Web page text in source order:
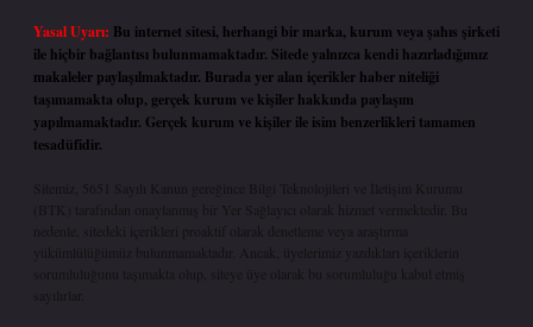
Yasal Uyarı: Bu internet sitesi, herhangi bir marka, kurum veya şahıs şirketi
ile hiçbir bağlantısı bulunmamaktadır. Sitede yalnızca kendi hazırladığımız
makaleler paylaşılmaktadır. Burada yer alan içerikler haber niteliği
taşımamakta olup, gerçek kurum ve kişiler hakkında paylaşım
yapılmamaktadır. Gerçek kurum ve kişiler ile isim benzerlikleri tamamen
tesadüfidir.
Sitemiz, 5651 Sayılı Kanun gereğince Bilgi Teknolojileri ve İletişim Kurumu
(BTK) tarafından onaylanmış bir Yer Sağlayıcı olarak hizmet vermektedir. Bu
nedenle, sitedeki içerikleri proaktif olarak denetleme veya araştırma
yükümlülüğümüz bulunmamaktadır. Ancak, üyelerimiz yazdıkları içeriklerin
sorumluluğunu taşımakta olup, siteye üye olarak bu sorumluluğu kabul etmiş
sayılırlar.